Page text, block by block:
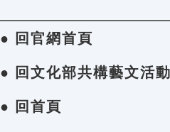
● 回官網首頁
● 回文化部共構藝文活
● 回首頁